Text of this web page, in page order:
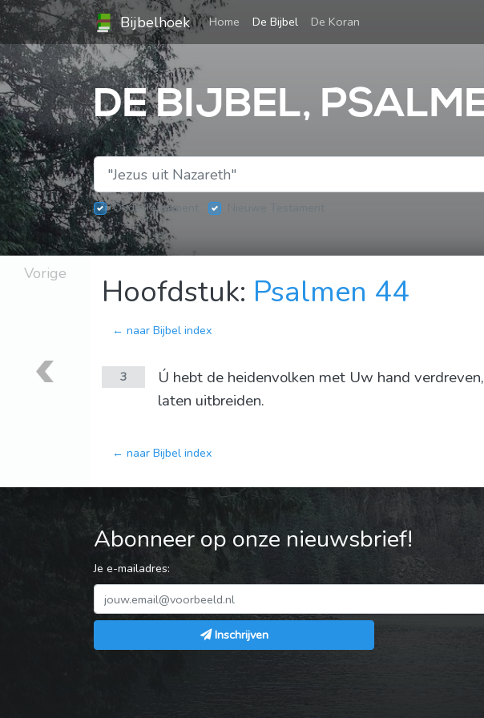
Bijbelhoek Home (current)
De Bijbel De Koran
DE BIJBEL,
Oude Testament
Vorige Hoofdstuk: Psalmen 44
← naar Bijbel index
3
Ú hebt de heidenvolken met Uw hand
laten uitbreiden.
← naar Bijbel index
Abonneer op onze nieuwsbrief!
Je e-mailadres:
Inschrijven